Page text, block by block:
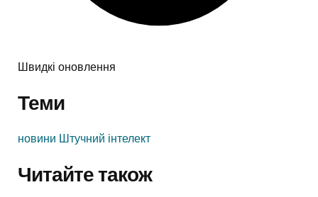
Швидкі оновлення
Теми
новини Штучний інтелект
Читайте також